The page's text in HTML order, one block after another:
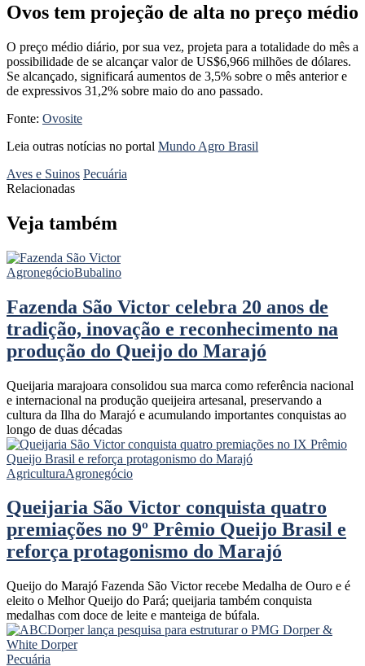
Ovos tem projeção de alta no preço médio
O preço médio diário, por sua vez, projeta para a totalidade do mês a
possibilidade de se alcançar valor de US$6,966 milhões de dólares.
Se alcançado, significará aumentos de 3,5% sobre o mês anterior e
de expressivos 31,2% sobre maio do ano passado.
Fonte: Ovosite
Leia outras notícias no portal Mundo Agro Brasil
Aves e Suinos Pecuária
Relacionadas
Veja também
AgronegócioBubalino
Fazenda São Victor celebra 20 anos de
tradição, inovação e reconhecimento na
produção do Queijo do Marajó
Queijaria marajoara consolidou sua marca como referência nacional
e internacional na produção queijeira artesanal, preservando a
cultura da Ilha do Marajó e acumulando importantes conquistas ao
longo de duas décadas
AgriculturaAgronegócio
Queijaria São Victor conquista quatro
premiações no 9º Prêmio Queijo Brasil e
reforça protagonismo do Marajó
Queijo do Marajó Fazenda São Victor recebe Medalha de Ouro e é
eleito o Melhor Queijo do Pará; queijaria também conquista
medalhas com doce de leite e manteiga de búfala.
Pecuária